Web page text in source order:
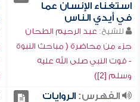
استغناء الإنسان عما
في أيدي الناس
للشيخ: عبد الرحيم الطحان
جزء من محاضرة ( مباحث النبوة
- قوت النبي صلى الله عليه
وسلم [2])
الفهرس:الروايات